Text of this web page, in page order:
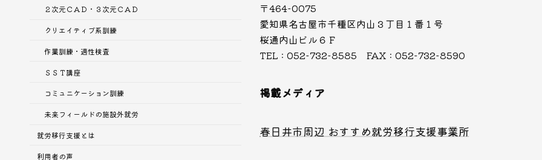
２次元ＣＡＤ・３次元ＣＡＤ
クリエイティブ系訓練
作業訓練・適性検査
ＳＳＴ講座
コミュニケーション訓練
未来フィールドの施設外就労
就労移行支援とは
利用者の声
〒464-0075
愛知県名古屋市千種区内山３丁目１番１号
桜通内山ビル６Ｆ
TEL : 052-732-8585 FAX : 052-732-8590
掲載メディア
春日井市周辺 おすすめ就労移行支援事業所